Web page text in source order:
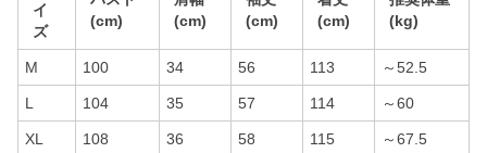
イ
ズ
(cm)
(cm)
(cm)
(cm)
(kg)
M 100 34 56 113 ～52.5
L 104 35 57 114 ～60
XL 108 36 58 115 ～67.5